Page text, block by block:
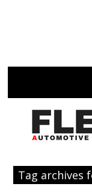
Tag archives